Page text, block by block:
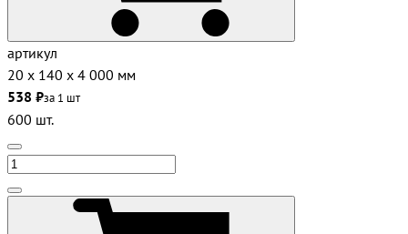
артикул
20 х 140 х 4 000 мм
538 ₽за 1 шт
600 шт.